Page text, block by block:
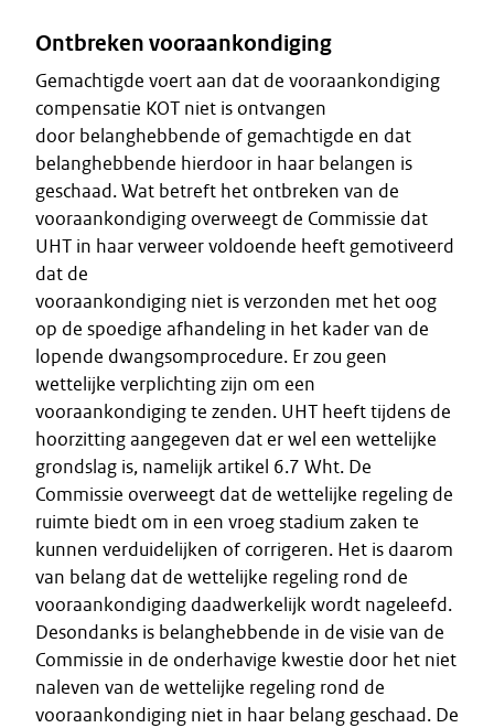
Ontbreken vooraankondiging
Gemachtigde voert aan dat de vooraankondiging
compensatie KOT niet is ontvangen
door belanghebbende of gemachtigde en dat
belanghebbende hierdoor in haar belangen is
geschaad. Wat betreft het ontbreken van de
vooraankondiging overweegt de Commissie dat
UHT in haar verweer voldoende heeft gemotiveerd
dat de
vooraankondiging niet is verzonden met het oog
op de spoedige afhandeling in het kader van de
lopende dwangsomprocedure. Er zou geen
wettelijke verplichting zijn om een
vooraankondiging te zenden. UHT heeft tijdens de
hoorzitting aangegeven dat er wel een wettelijke
grondslag is, namelijk artikel 6.7 Wht. De
Commissie overweegt dat de wettelijke regeling de
ruimte biedt om in een vroeg stadium zaken te
kunnen verduidelijken of corrigeren. Het is daarom
van belang dat de wettelijke regeling rond de
vooraankondiging daadwerkelijk wordt nageleefd.
Desondanks is belanghebbende in de visie van de
Commissie in de onderhavige kwestie door het niet
naleven van de wettelijke regeling rond de
vooraankondiging niet in haar belang geschaad. De